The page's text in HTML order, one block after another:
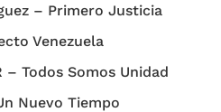
– Primero Justicia
Venezuela
– Todos Somos Unidad
Nuevo Tiempo